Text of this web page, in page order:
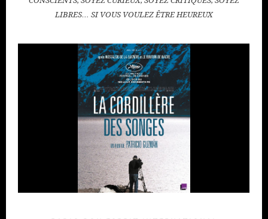
LIBRES… SI VOUS VOULEZ ÊTRE HEUREUX